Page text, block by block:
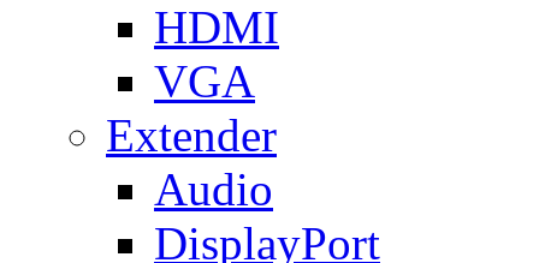
HDMI
VGA
Extender
Audio
DisplayPort